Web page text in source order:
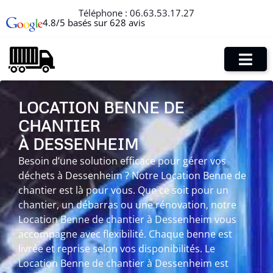
Téléphone : 06.63.53.17.27
4.8/5 basés sur 628 avis
LOCATION BENNE DE
CHANTIER
À DESSENHEIM
Besoin d’une solution efficace pour gérer vos
déchets à Dessenheim ? Notre Location Benne de
chantier est là pour vous. Que ce soit pour un
chantier, un débarras ou une rénovation, notre
Location Benne de chantier à Dessenheim vous
accompagne avec flexibilité. Chaque benne est
livrée et reprise selon vos disponibilités. Le
Location Benne de chantier à Dessenheim est